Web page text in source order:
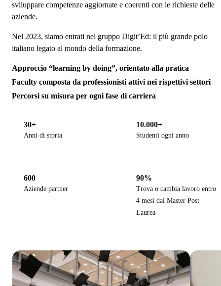
sviluppare competenze aggiornate e coerenti con le richieste delle
aziende.
Nel 2023, siamo entrati nel gruppo Digit’Ed: il più grande polo
italiano legato al mondo della formazione.
Approccio “learning by doing”, orientato alla pratica
Faculty composta da professionisti attivi nei rispettivi settori
Percorsi su misura per ogni fase di carriera
30+
Anni di storia
10.000+
Studenti ogni anno
600
Aziende partner
90%
Trova o cambia lavoro entro
4 mesi dal Master Post
Laurea